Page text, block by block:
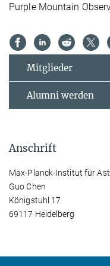
Purple Mountain
Mitglieder
Alumni werden
Anschrift
Max-Planck-Institut für
Guo Chen
Königstuhl 17
69117 Heidelberg